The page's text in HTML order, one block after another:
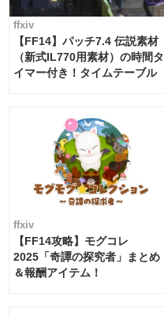
ffxiv
【FF14】パッチ7.4 伝説素材
（新式IL770用素材）の時間タ
イマー付き！タイムテーブル
ffxiv
【FF14攻略】モグコレ
2025「奇譚の探究者」まとめ
＆報酬アイテム！